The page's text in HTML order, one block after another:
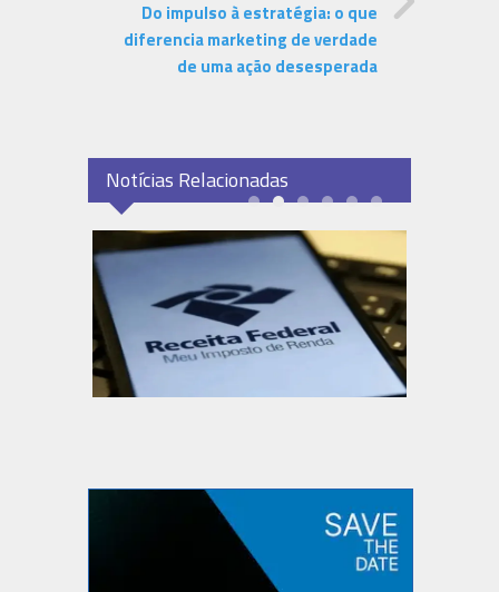
Do impulso à estratégia: o que
diferencia marketing de verdade
de uma ação desesperada
Notícias Relacionadas